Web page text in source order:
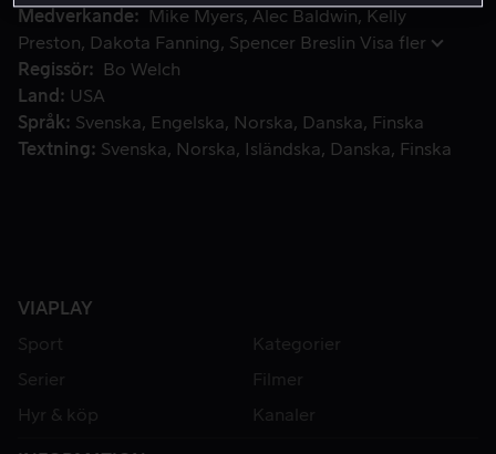
Medverkande Mike Myers Alec Baldwin
Kelly
Preston
Dakota Fanning Spencer Breslin Visa fler
Regissör
Bo Welch
Land
USA
Språk
Svenska Engelska Norska Danska
Finska
Textning
Svenska Norska Isländska Danska Finska
VIAPLAY
Sport
Kategorier
Serier
Filmer
Hyr & köp
Kanaler